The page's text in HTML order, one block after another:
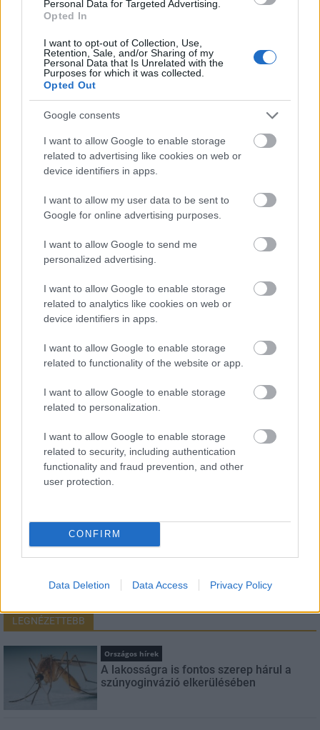
Personal Data for Targeted Advertising.
Opted In
I want to opt-out of Collection, Use,
Retention, Sale, and/or Sharing of my
Personal Data that Is Unrelated with the
Purposes for which it was collected.
Opted Out
Google consents
I want to allow Google to enable storage
related to advertising like cookies on web or
device identifiers in apps.
I want to allow my user data to be sent to
Google for online advertising purposes.
I want to allow Google to send me
personalized advertising.
I want to allow Google to enable storage
related to analytics like cookies on web or
device identifiers in apps.
I want to allow Google to enable storage
related to functionality of the website or app.
I want to allow Google to enable storage
related to personalization.
I want to allow Google to enable storage
related to security, including authentication
functionality and fraud prevention, and other
user protection.
CONFIRM
Data Deletion Data Access Privacy Policy
kötik össze Spanyolország és
Franciaország villamosenergia-
hálózatát
Még több zöld, még több virág és új
terén
Fából épül Budakeszi új óvodája
Gyárleállításokkal és átszervezett
villamosenergia-rendszert a STRABAG
E-mail cím
szabályzatot!
FELIRATKOZÁS
LEGNÉZETTEBB
Országos hírek
A lakosságra is fontos szerep hárul a
szúnyoginvázió elkerülésében